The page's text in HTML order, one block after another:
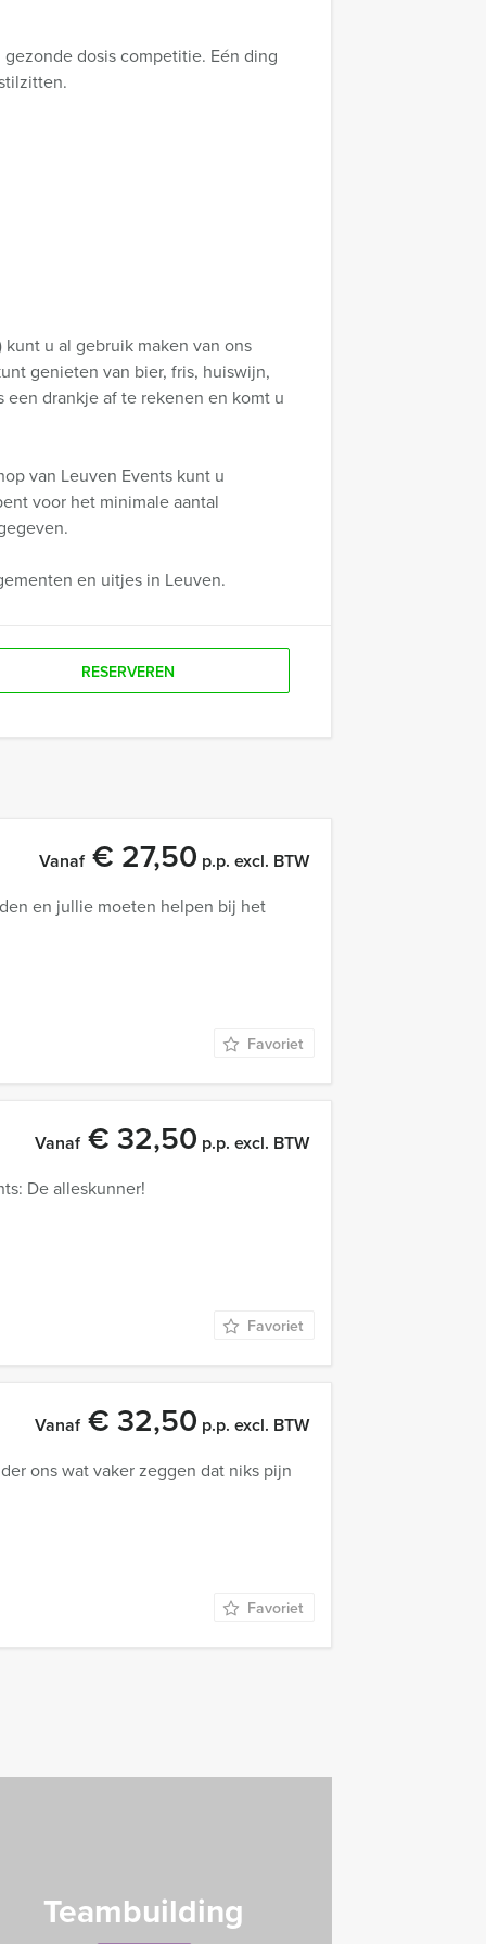
dosis competitie. Eén ding
kunt u al gebruik maken van ons
genieten van bier, fris, huiswijn,
drankje af te rekenen en komt u
van Leuven Events kunt u
voor het minimale aantal
en uitjes in Leuven.
RESERVEREN
Vanaf€ 27,50 p.p. excl. BTW
en jullie moeten helpen bij het
Favoriet
Vanaf€ 32,50 p.p. excl. BTW
De alleskunner!
Favoriet
Vanaf€ 32,50 p.p. excl. BTW
ons wat vaker zeggen dat niks pijn
Favoriet
Teambuilding